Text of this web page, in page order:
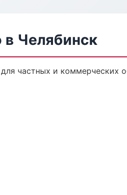
в Челябинск
частных и коммерческих